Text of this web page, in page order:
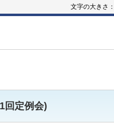
文字の大きさ：
回定例会)